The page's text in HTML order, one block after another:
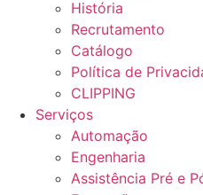
História
Recrutamento
Catálogo
Política de
CLIPPING
Serviços
Automação
Engenharia
Assistência Pré e